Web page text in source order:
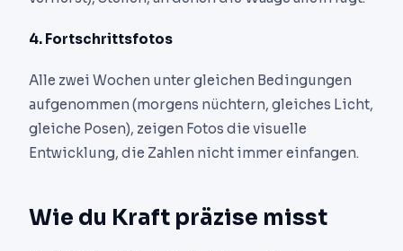
4. Fortschrittsfotos
Alle zwei Wochen unter gleichen Bedingungen
aufgenommen (morgens nüchtern, gleiches Licht,
gleiche Posen), zeigen Fotos die visuelle
Entwicklung, die Zahlen nicht immer einfangen.
Wie du Kraft präzise misst